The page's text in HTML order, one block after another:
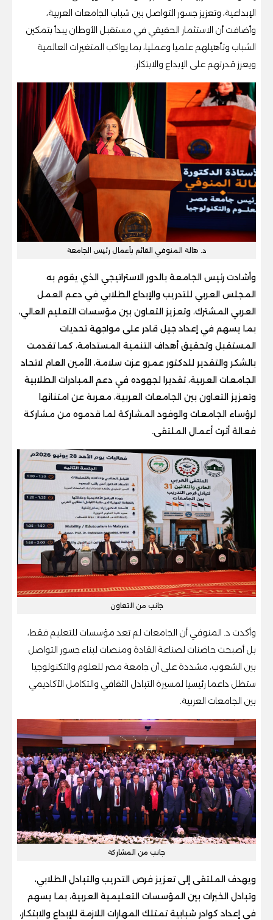
الإبداعية، وتعزيز جسور التواصل بين شباب الجامعات العربية،
وأضافت أن الاستثمار الحقيقي في مستقبل الأوطان يبدأ بتمكين
الشباب وتأهيلهم علميا وعمليا، بما يواكب المتغيرات العالمية
ويعزز قدرتهم على الإبداع والابتكار.
د. هالة المنوفي القائم بأعمال رئيس الجامعة
وأشادت رئيس الجامعة بالدور الاستراتيجي الذي يقوم به
المجلس العربي للتدريب والإبداع الطلابي في دعم العمل
العربي المشترك، وتعزيز التعاون بين مؤسسات التعليم العالي،
بما يسهم في إعداد جيل قادر على مواجهة تحديات
المستقبل وتحقيق أهداف التنمية المستدامة، كما تقدمت
بالشكر والتقدير للدكتور عمرو عزت سلامة، الأمين العام لاتحاد
الجامعات العربية، تقديرا لجهوده في دعم المبادرات الطلابية
وتعزيز التعاون بين الجامعات العربية، معربة عن امتنانها
لرؤساء الجامعات والوفود المشاركة لما قدموه من مشاركة
فعالة أثرت أعمال الملتقى.
جانب من التعاون
وأكدت د. المنوفي أن الجامعات لم تعد مؤسسات للتعليم فقط،
بل أصبحت حاضنات لصناعة القادة ومنصات لبناء جسور التواصل
بين الشعوب، مشددة على أن جامعة مصر للعلوم والتكنولوجيا
ستظل داعما رئيسيا لمسيرة التبادل الثقافي والتكامل الأكاديمي
بين الجامعات العربية.
جانب من المشاركة
ويهدف الملتقى إلى تعزيز فرص التدريب والتبادل الطلابي،
وتبادل الخبرات بين المؤسسات التعليمية العربية، بما يسهم
في إعداد كوادر شبابية تمتلك المهارات اللازمة للإبداع والابتكار،